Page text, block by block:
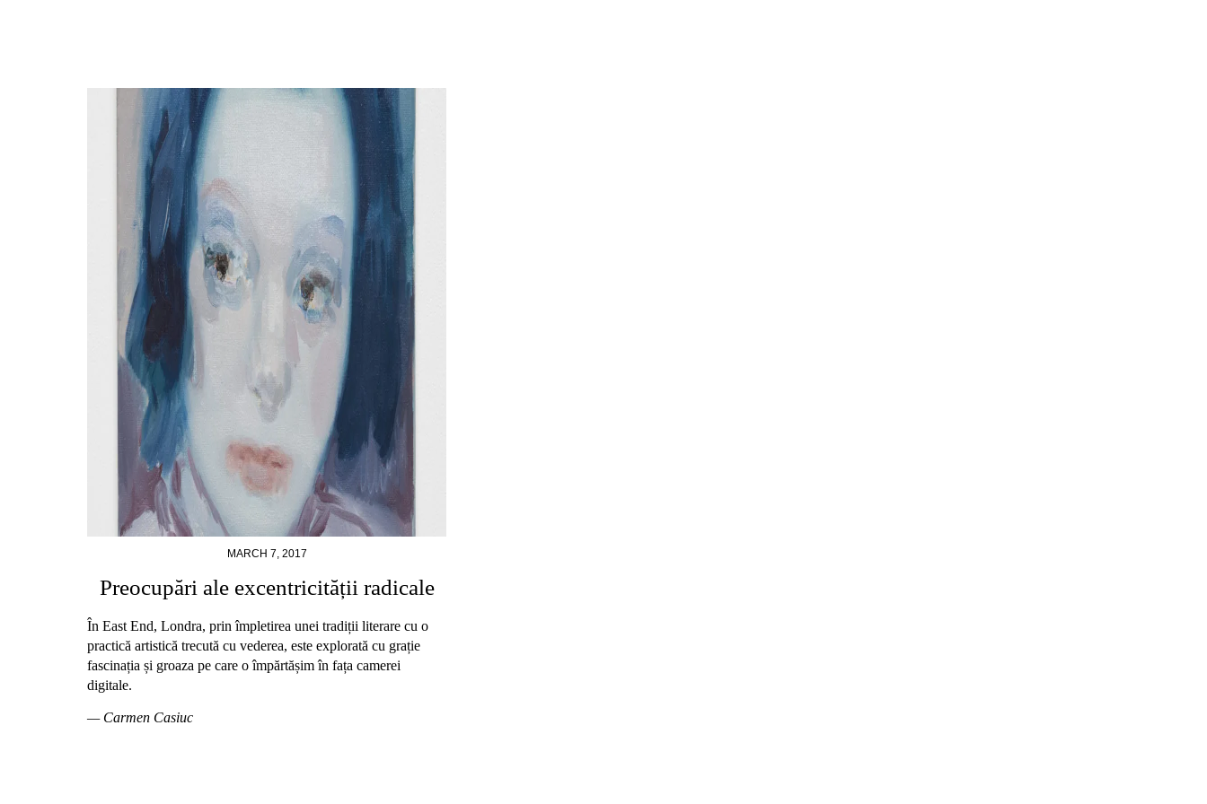
MARCH 7, 2017
Preocupări ale excentricității radicale
În East End, Londra, prin împletirea unei tradiții literare cu o
practică artistică trecută cu vederea, este explorată cu grație
fascinația și groaza pe care o împărtășim în fața camerei
digitale.
— Carmen Casiuc